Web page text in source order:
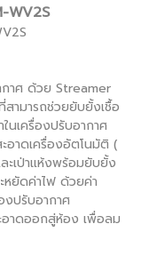
WV2S
าศ ด้วย Streamer
ามารถช่วยยับยั้งเชื้อ
นเครื่องปรับอากาศ
าดเครื่องอัตโนมัติ (
เป่าแห้งพร้อมยับยั้ง
หยัดค่าไฟ ด้วยค่า
งปรับอากาศ
อาดออกสู่ห้อง เพื่อลม